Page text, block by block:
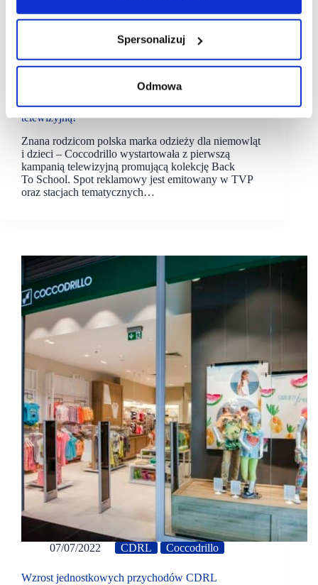
Spersonalizuj
Odmowa
Coccodrillo debiutuje z pierwszą kampanią
telewizyjną!
Znana rodzicom polska marka odzieży dla niemowląt
i dzieci – Coccodrillo wystartowała z pierwszą
kampanią telewizyjną promującą kolekcję Back
To School. Spot reklamowy jest emitowany w TVP
oraz stacjach tematycznych…
07/07/2022 CDRL Coccodrillo
Wzrost jednostkowych przychodów CDRL